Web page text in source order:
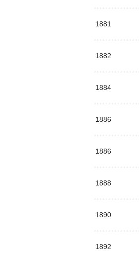
1881
1882
1884
1886
1886
1888
1890
1892